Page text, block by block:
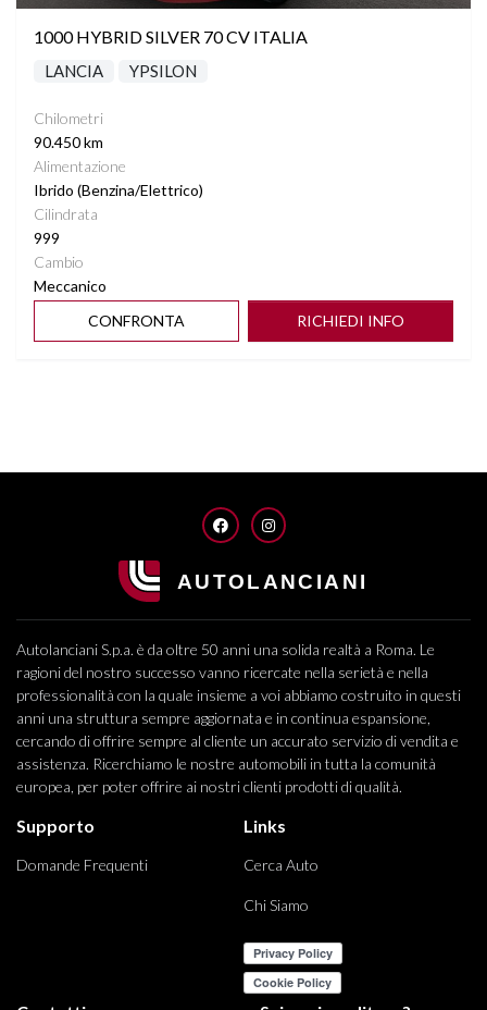
1000 HYBRID SILVER 70 CV ITALIA
LANCIA YPSILON
Chilometri
90.450 km
Alimentazione
Ibrido (Benzina/Elettrico)
Cilindrata
999
Cambio
Meccanico
CONFRONTA
RICHIEDI INFO
FACEBOOKINSTAGRAM
Autolanciani S.p.a. è da oltre 50 anni una solida realtà a Roma. Le
ragioni del nostro successo vanno ricercate nella serietà e nella
professionalità con la quale insieme a voi abbiamo costruito in questi
anni una struttura sempre aggiornata e in continua espansione,
cercando di offrire sempre al cliente un accurato servizio di vendita e
assistenza. Ricerchiamo le nostre automobili in tutta la comunità
europea, per poter offrire ai nostri clienti prodotti di qualità.
Supporto
Domande Frequenti
Links
Cerca Auto
Chi Siamo